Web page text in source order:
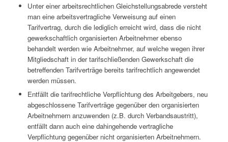
Unter einer arbeitsrechtlichen Gleichstellungsabrede versteht
man eine arbeitsvertragliche Verweisung auf einen
Tarifvertrag, durch die lediglich erreicht wird, dass die nicht
gewerkschaftlich organisierten Arbeitnehmer ebenso
behandelt werden wie Arbeitnehmer, auf welche wegen ihrer
Mitgliedschaft in der tarifschließenden Gewerkschaft die
betreffenden Tarifverträge bereits tarifrechtlich angewendet
werden müssen.
Entfällt die tarifrechtliche Verpflichtung des Arbeitgebers, neu
abgeschlossene Tarifverträge gegenüber den organisierten
Arbeitnehmern anzuwenden (z.B. durch Verbandsaustritt),
entfällt dann auch eine dahingehende vertragliche
Verpflichtung gegenüber nicht organisierten Arbeitnehmern.